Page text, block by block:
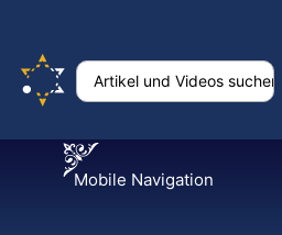
Mobile Navigation